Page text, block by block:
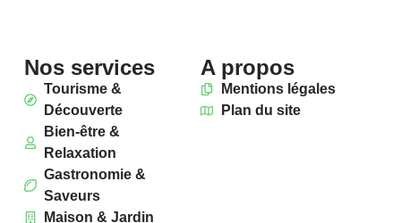
Nos services
Tourisme &
Découverte
Bien-être &
Relaxation
Gastronomie &
Saveurs
Maison & Jardin
A propos
Mentions légales
Plan du site